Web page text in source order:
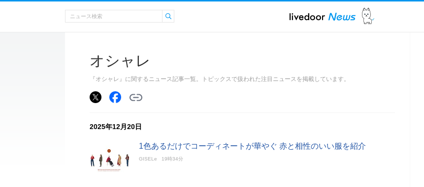
オシャレ
『オシャレ』に関するニュース記事一覧。トピックスで扱われた注目ニュースを掲載しています。
2025年12月20日
1色あるだけでコーディネートが華やぐ 赤と相性のいい服を紹介
GISELe 19時34分